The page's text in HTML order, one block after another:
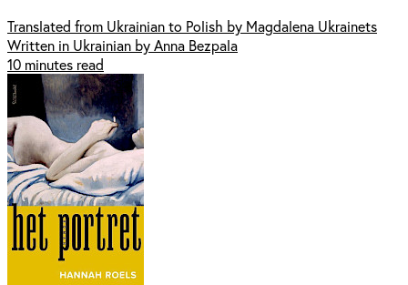
Translated from Ukrainian to Polish by Magdalena Ukrainets
Written in Ukrainian by Anna Bezpala
10 minutes read